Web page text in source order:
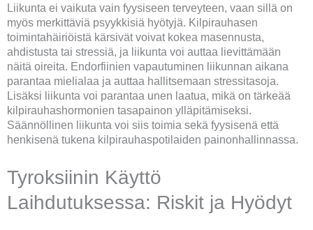
Liikunta ei vaikuta vain fyysiseen terveyteen, vaan sillä on
myös merkittäviä psyykkisiä hyötyjä. Kilpirauhasen
toimintahäiriöistä kärsivät voivat kokea masennusta,
ahdistusta tai stressiä, ja liikunta voi auttaa lievittämään
näitä oireita. Endorfiinien vapautuminen liikunnan aikana
parantaa mielialaa ja auttaa hallitsemaan stressitasoja.
Lisäksi liikunta voi parantaa unen laatua, mikä on tärkeää
kilpirauhashormonien tasapainon ylläpitämiseksi.
Säännöllinen liikunta voi siis toimia sekä fyysisenä että
henkisenä tukena kilpirauhaspotilaiden painonhallinnassa.
Tyroksiinin Käyttö
Laihdutuksessa: Riskit ja Hyödyt